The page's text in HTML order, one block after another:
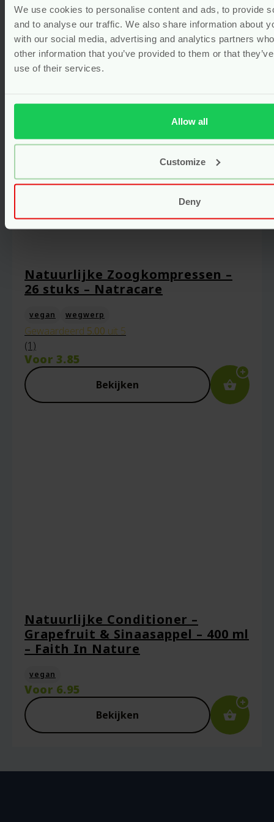
We use cookies to personalise content and ads, to provide
and to analyse our traffic. We also share information about
with our social media, advertising and analytics partners
other information that you’ve provided to them or that
use of their services.
Allow all
Customize
Deny
Voor6.95
Bekijken
Natuurlijke Zoogkompressen –
26 stuks – Natracare
vegan wegwerp
Gewaardeerd 5.00 uit 5
(1)
Voor 3.85
Bekijken
Natuurlijke Conditioner –
Grapefruit & Sinaasappel – 400 ml
– Faith In Nature
vegan
Voor 6.95
Bekijken